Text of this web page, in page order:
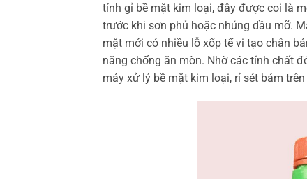
tính gỉ bề mặt kim loại, đây được coi là
trước khi sơn phủ hoặc nhúng dầu mỡ.
mặt mới có nhiều lỗ xốp tế vi tạo chân
năng chống ăn mòn. Nhờ các tính chất
máy xử lý bề mặt kim loại, rỉ sét bám